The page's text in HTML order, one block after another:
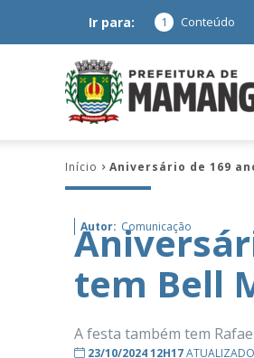
Ir para: 1 Conteúdo
Início Aniversário de 169
Autor: Comunicação
tem Bell
A festa também tem
23/10/2024 12H17